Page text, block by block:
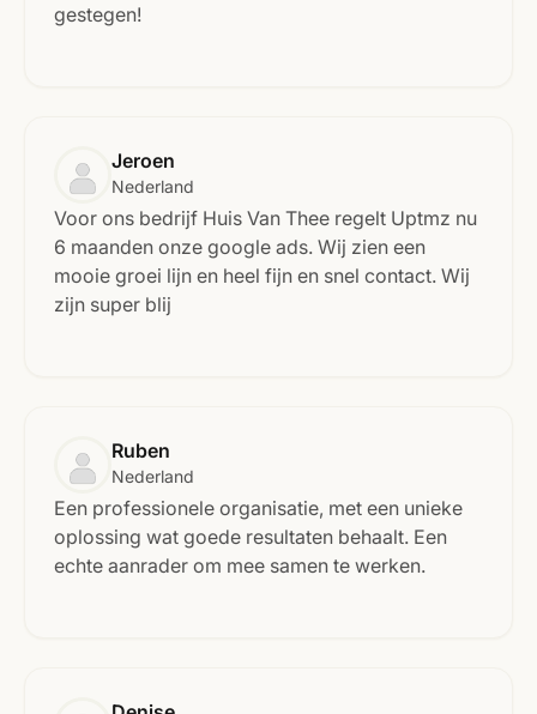
gestegen!
Jeroen
Nederland
Voor ons bedrijf Huis Van Thee regelt Uptmz nu
6 maanden onze google ads. Wij zien een
mooie groei lijn en heel fijn en snel contact. Wij
zijn super blij
Ruben
Nederland
Een professionele organisatie, met een unieke
oplossing wat goede resultaten behaalt. Een
echte aanrader om mee samen te werken.